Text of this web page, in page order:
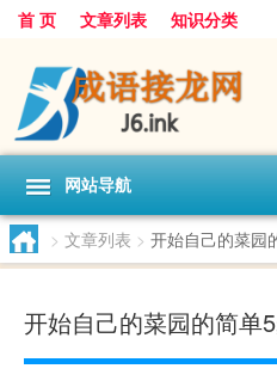
首 页 文章列表 知识分类
网站导航
> 文章列表 > 开始自己的菜园
开始自己的菜园的简单